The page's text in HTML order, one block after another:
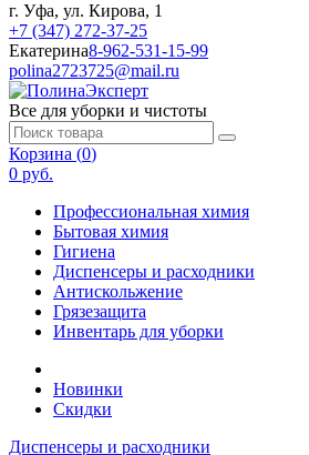
г. Уфа, ул. Кирова, 1
+7 (347) 272-37-25
Екатерина8-962-531-15-99
polina2723725@mail.ru
Все для уборки и чистоты
Корзина (0)
0 руб.
Профессиональная химия
Бытовая химия
Гигиена
Диспенсеры и расходники
Антискольжение
Грязезащита
Инвентарь для уборки
Новинки
Скидки
Диспенсеры и расходники